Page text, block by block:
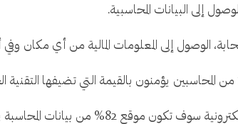
إلى البيانات المحاسبية.
الوصول إلى المعلومات المالية من أي مكان
بيانات المحاسبة في المستقبل القريب.